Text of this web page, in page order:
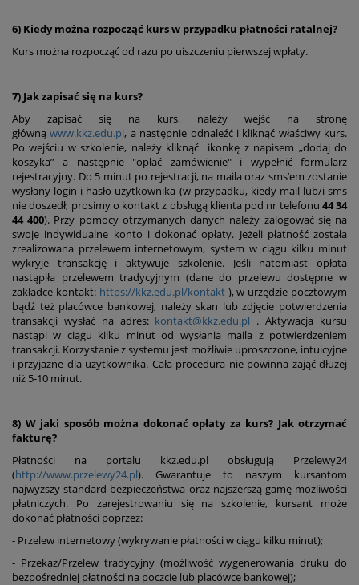
6) Kiedy można rozpocząć kurs w przypadku płatności ratalnej?
Kurs można rozpocząć od razu po uiszczeniu pierwszej wpłaty.
7) Jak zapisać się na kurs?
Aby zapisać się na kurs, należy wejść na stronę
głównąwww.kkz.edu.pl, a następnie odnaleźć i kliknąć właściwy kurs.
Po wejściu w szkolenie, należy kliknąć ikonkę z napisem „dodaj do
koszyka” a następnie "opłać zamówienie" i wypełnić formularz
rejestracyjny. Do 5 minut po rejestracji, na maila oraz sms’em zostanie
wysłany login i hasło użytkownika (w przypadku, kiedy mail lub/i sms
nie doszedł, prosimy o kontakt z obsługą klienta pod nr telefonu 44 34
44 400). Przy pomocy otrzymanych danych należy zalogować się na
swoje indywidualne konto i dokonać opłaty. Jeżeli płatność została
zrealizowana przelewem internetowym, system w ciągu kilku minut
wykryje transakcję i aktywuje szkolenie. Jeśli natomiast opłata
nastąpiła przelewem tradycyjnym (dane do przelewu dostępne w
zakładce kontakt: https://kkz.edu.pl/kontakt), w urzędzie pocztowym
bądź też placówce bankowej, należy skan lub zdjęcie potwierdzenia
transakcji wysłać na adres: kontakt@kkz.edu.pl . Aktywacja kursu
nastąpi w ciągu kilku minut od wysłania maila z potwierdzeniem
transakcji. Korzystanie z systemu jest możliwie uproszczone, intuicyjne
i przyjazne dla użytkownika. Cała procedura nie powinna zająć dłużej
niż 5-10 minut.
8) W jaki sposób można dokonać opłaty za kurs? Jak otrzymać
fakturę?
Płatności na portalu kkz.edu.pl obsługują Przelewy24
(http://www.przelewy24.pl). Gwarantuje to naszym kursantom
najwyższy standard bezpieczeństwa oraz najszerszą gamę możliwości
płatniczych. Po zarejestrowaniu się na szkolenie, kursant może
dokonać płatności poprzez:
- Przelew internetowy (wykrywanie płatności w ciągu kilku minut);
- Przekaz/Przelew tradycyjny (możliwość wygenerowania druku do
bezpośredniej płatności na poczcie lub placówce bankowej);